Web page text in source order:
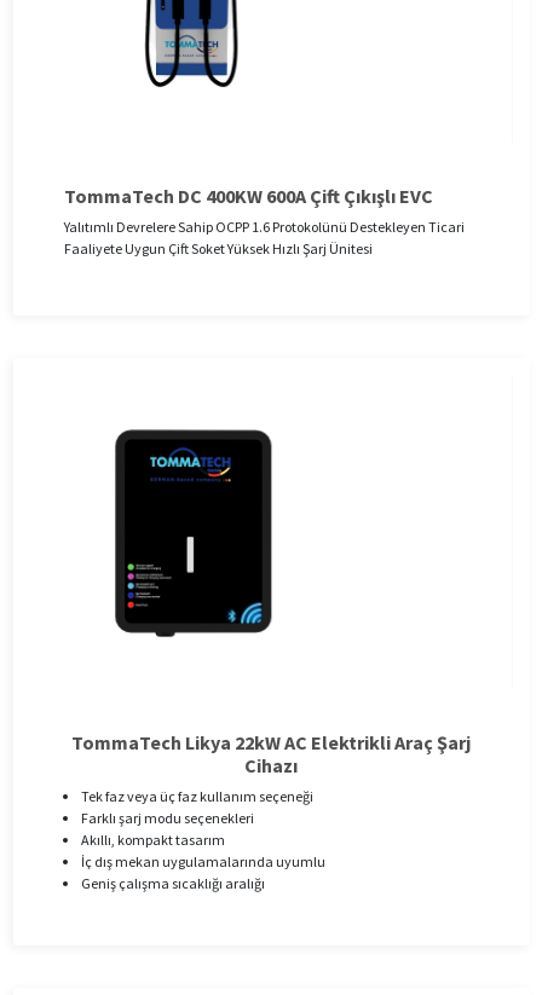
TommaTech DC 400KW 600A Çift Çıkışlı EVC
Yalıtımlı Devrelere Sahip OCPP 1.6 Protokolünü Destekleyen Ticari
Faaliyete Uygun Çift Soket Yüksek Hızlı Şarj Ünitesi
TommaTech Likya 22kW AC Elektrikli Araç Şarj
Cihazı
Tek faz veya üç faz kullanım seçeneği
Farklı şarj modu seçenekleri
Akıllı, kompakt tasarım
İç dış mekan uygulamalarında uyumlu
Geniş çalışma sıcaklığı aralığı